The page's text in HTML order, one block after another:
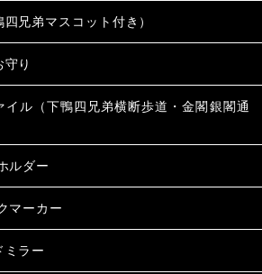
兄弟マスコット付き）
り
イル（下鴨四兄弟横断歩道・金閣銀閣通
ルダー
マーカー
ミラー